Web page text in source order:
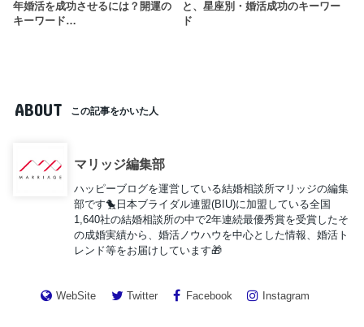
年婚活を成功させるには？開運の
キーワード…
と、星座別・婚活成功のキーワー
ド
ABOUT この記事をかいた人
マリッジ編集部
ハッピーブログを運営している結婚相談所マリッジの編集
部です🐤日本ブライダル連盟(BIU)に加盟している全国
1,640社の結婚相談所の中で2年連続最優秀賞を受賞したそ
の成婚実績から、婚活ノウハウを中心とした情報、婚活ト
レンド等をお届けしています🎁
WebSite Twitter Facebook Instagram